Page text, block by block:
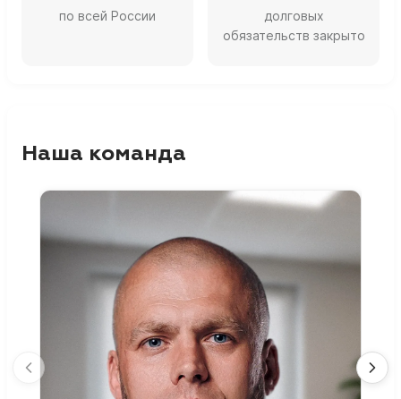
по всей России
долговых
обязательств закрыто
Наша команда